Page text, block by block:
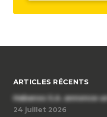
ARTICLES RÉCENTS
Habanos S.A. annonce
24 juillet 2026